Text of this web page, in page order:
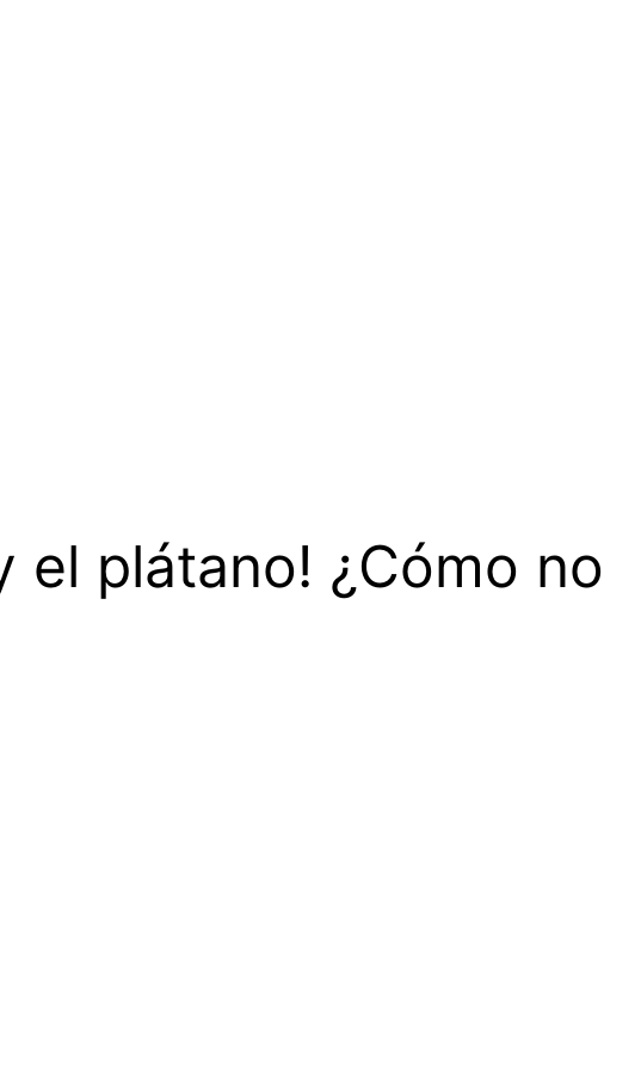
el plátano! ¿Cómo no